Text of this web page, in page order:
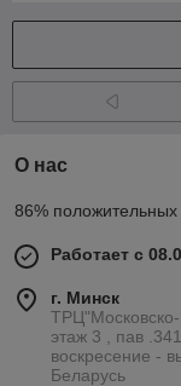
О нас
86% положительных
Работает с
г. Минск
ТРЦ"Московско-
этаж 3 , пав
воскресение -
Беларусь